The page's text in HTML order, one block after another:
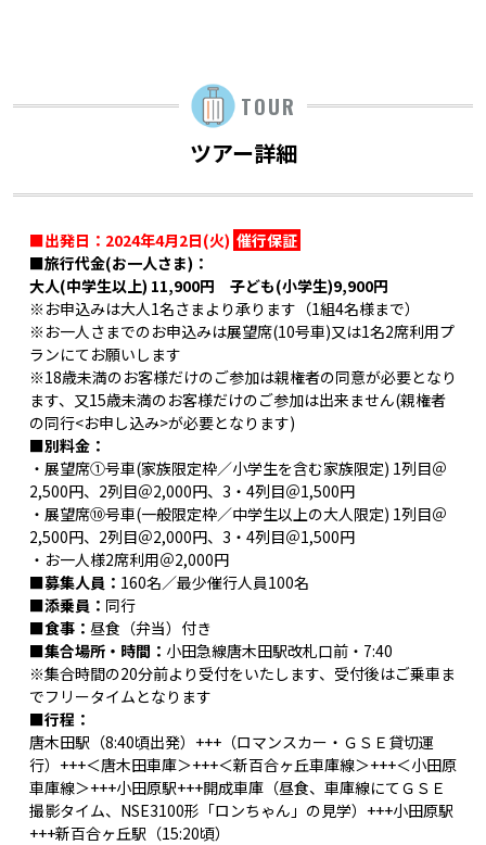
TOUR
ツアー詳細
■出発日：2024年4月2日(火) 催行保証
■旅行代金(お一人さま)：
大人(中学生以上) 11,900円 子ども(小学生)9,900円
※お申込みは大人1名さまより承ります（1組4名様まで）
※お一人さまでのお申込みは展望席(10号車)又は1名2席利用プ
ランにてお願いします
※18歳未満のお客様だけのご参加は親権者の同意が必要となり
ます、又15歳未満のお客様だけのご参加は出来ません(親権者
の同行<お申し込み>が必要となります)
■別料金：
・展望席①号車(家族限定枠／小学生を含む家族限定) 1列目＠
2,500円、2列目＠2,000円、3・4列目＠1,500円
・展望席⑩号車(一般限定枠／中学生以上の大人限定) 1列目＠
2,500円、2列目＠2,000円、3・4列目＠1,500円
・お一人様2席利用＠2,000円
■募集人員： 160名／最少催行人員100名
■添乗員： 同行
■食事： 昼食（弁当）付き
■集合場所・時間： 小田急線唐木田駅改札口前・7:40
※集合時間の20分前より受付をいたします、受付後はご乗車ま
でフリータイムとなります
■行程：
唐木田駅（8:40頃出発）+++（ロマンスカー・ＧＳＥ貸切運
行）+++＜唐木田車庫＞+++＜新百合ヶ丘車庫線＞+++＜小田原
車庫線＞+++小田原駅+++開成車庫（昼食、車庫線にてＧＳＥ
撮影タイム、NSE3100形「ロンちゃん」の見学）+++小田原駅
+++新百合ヶ丘駅（15:20頃）